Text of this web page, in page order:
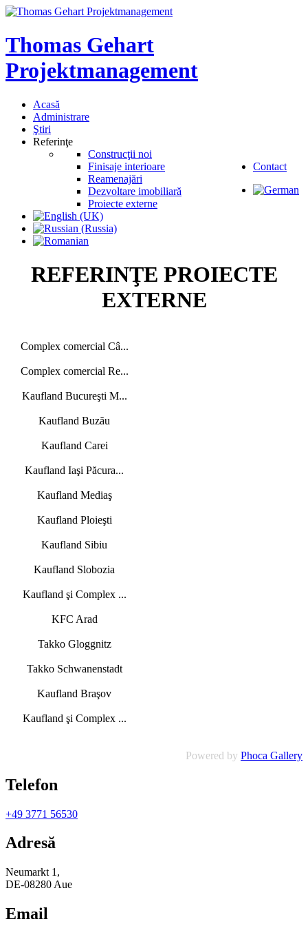
Thomas Gehart
Projektmanagement
Acasă
Administrare
Ştiri
Referinţe
Construcţii noi
Finisaje interioare
Reamenajări
Dezvoltare imobiliară
Proiecte externe
Contact
REFERINŢE PROIECTE
EXTERNE
Complex comercial Câ...
Complex comercial Re...
Kaufland Bucureşti M...
Kaufland Buzău
Kaufland Carei
Kaufland Iaşi Păcura...
Kaufland Mediaş
Kaufland Ploieşti
Kaufland Sibiu
Kaufland Slobozia
Kaufland şi Complex ...
KFC Arad
Takko Gloggnitz
Takko Schwanenstadt
Kaufland Braşov
Kaufland şi Complex ...
Powered by Phoca Gallery
Telefon
+49 3771 56530
Adresă
Neumarkt 1,
DE-08280 Aue
Email